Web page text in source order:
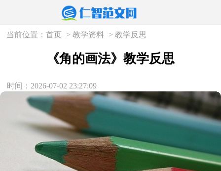
当前位置：首页 >教学资料 >教学反思
《角的画法》教学反思
时间：2026-07-02 23:27:09